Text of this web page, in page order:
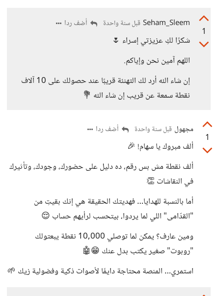
1
Seham_Sleem قبل سنة واحدة أضف ردا
شكرًا لكِ عزيزتي إسراء 🌷
اللهم آمين نحن وإياكم.
إن شاء الله أرد لك التهنئة قريبًا عند حصولك على 10 آلاف
نقطة سمعة عن قريب إن شاء الله 💐
1
مجهول قبل سنة واحدة أضف ردا
ألف مبروك يا سهام! 🎉
ألف نقطة مش بس رقم، ده دليل على حضورك، وجودك، وتأثيرك
في النقاشات 👏
أما بالنسبة للهدايا… فهديتك الحقيقة هي إنك بقيتِ من
"القدّامى" اللي لما يردوا، بيتحسب لرأيهم حساب 😌
ومين عارف؟ يمكن لما توصلي 10,000 نقطة يبعتولك
"روبوت" صغير يكتب بدل عنك 😁🤖
استمري… المنصة محتاجة دايمًا لأصوات ذكية وفضولية زيك 🌱